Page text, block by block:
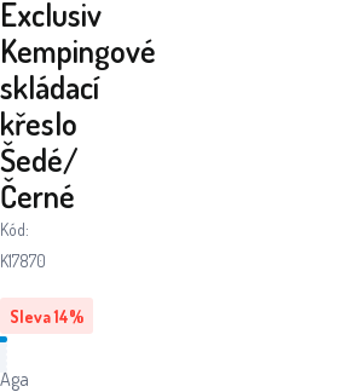
Sleva14%
Exclusiv
Kempingové
skládací
křeslo
Šedé/
Černé
Kód:
K17870
Aga